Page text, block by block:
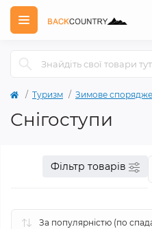
Туризм Зимове
Снігоступи
Фільтр товарів